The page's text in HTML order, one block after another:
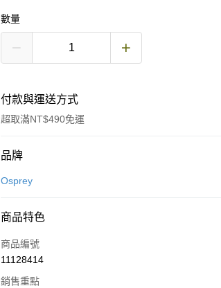
數量
付款與運送方式
超取滿NT$490免運
付款方式
信用卡一次付款
合作金庫商業銀行
華南商業銀行
上海商業儲蓄銀行
超商取貨付款
LINE Pay
品牌
Osprey
商品特色
商品編號
11128414
銷售重點